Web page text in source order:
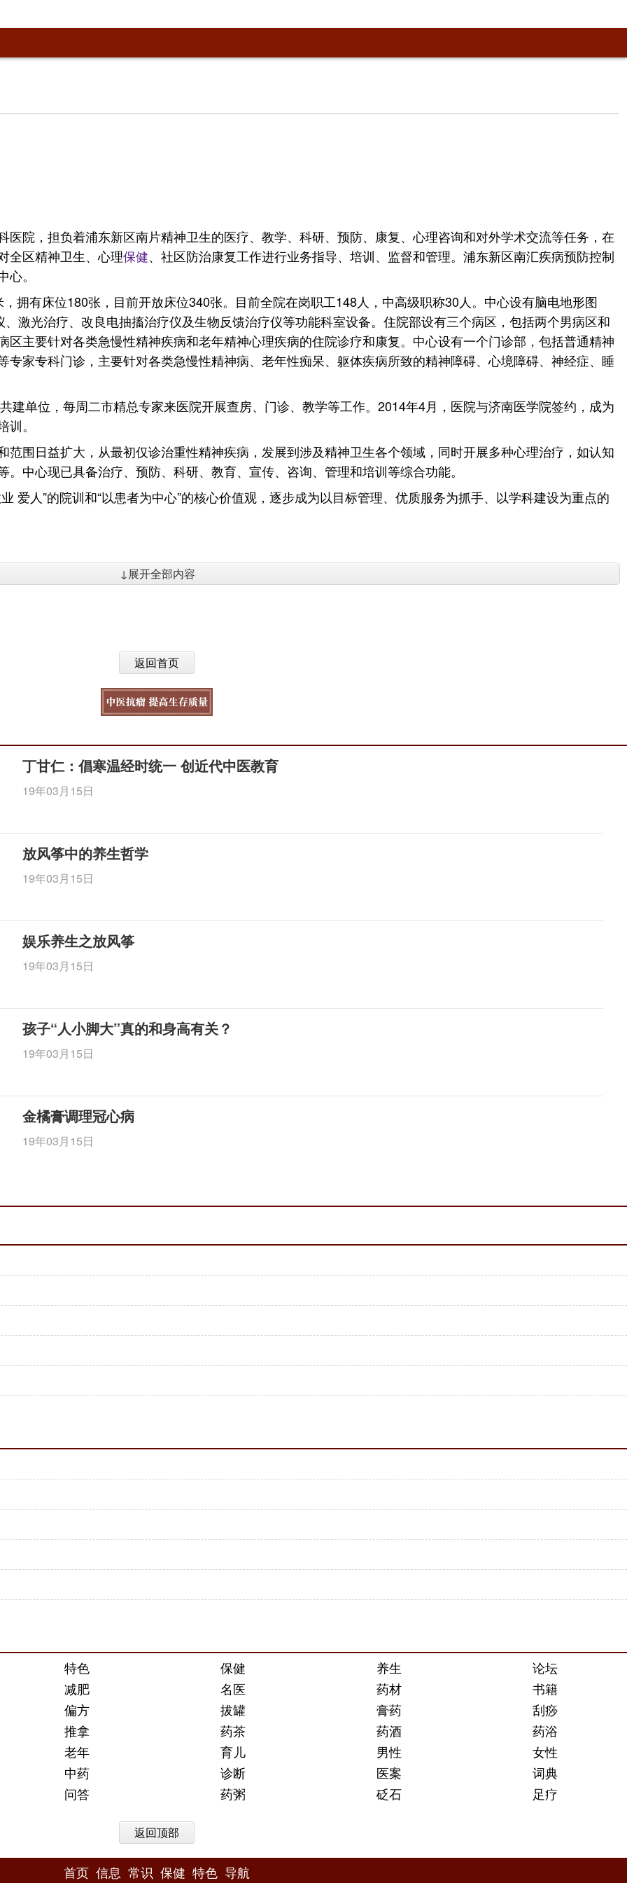
院，担负着浦东新区南片精神卫生的医疗、教学、科研、预防、康复、心理咨询和对外学术交流等任务，在
全区精神卫生、心理保健、社区防治康复工作进行业务指导、培训、监督和管理。浦东新区南汇疾病预防控制
。
拥有床位180张，目前开放床位340张。目前全院在岗职工148人，中高级职称30人。中心设有脑电地形图
激光治疗、改良电抽搐治疗仪及生物反馈治疗仪等功能科室设备。住院部设有三个病区，包括两个男病区和
主要针对各类急慢性精神疾病和老年精神心理疾病的住院诊疗和康复。中心设有一个门诊部，包括普通精神
家专科门诊，主要针对各类急慢性精神病、老年性痴呆、躯体疾病所致的精神障碍、心境障碍、神经症、睡
建单位，每周二市精总专家来医院开展查房、门诊、教学等工作。2014年4月，医院与济南医学院签约，成为
。
围日益扩大，从最初仅诊治重性精神疾病，发展到涉及精神卫生各个领域，同时开展多种心理治疗，如认知
中心现已具备治疗、预防、科研、教育、宣传、咨询、管理和培训等综合功能。
爱人”的院训和“以患者为中心”的核心价值观，逐步成为以目标管理、优质服务为抓手、以学科建设为重点的
↓展开全部内容
返回首页
丁甘仁：倡寒温经时统一 创近代中医教育
19年03月15日
放风筝中的养生哲学
19年03月15日
娱乐养生之放风筝
19年03月15日
孩子“人小脚大”真的和身高有关？
19年03月15日
金橘膏调理冠心病
19年03月15日
特色 保健 养生
论坛
减肥
名医 药材
书籍
偏方
拔罐 膏药
刮痧
推拿
药茶 药酒
药浴
老年
育儿 男性
女性
中药
诊断 医案
词典
问答
药粥 砭石 足疗
返回顶部
首页 信息 常识 保健 特色 导航